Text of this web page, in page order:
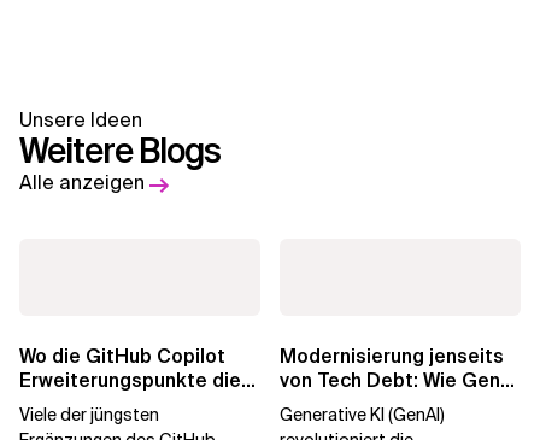
Unsere Ideen
Weitere Blogs
Alle anzeigen
Wo die GitHub Copilot
Erweiterungspunkte die
Governance brechen
Viele der jüngsten
Modernisierung jenseits
von Tech Debt: Wie GenAI
die
Generative KI (GenAI)